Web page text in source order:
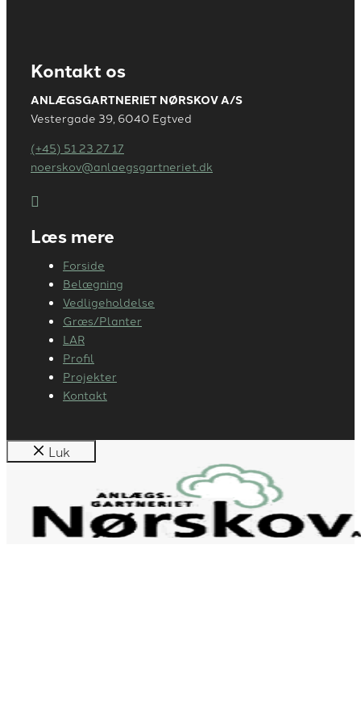
Kontakt os
ANLÆGSGARTNERIET NØRSKOV A/S
Vestergade 39, 6040 Egtved
(+45) 51 23 27 17
noerskov@anlaegsgartneriet.dk
Læs mere
Forside
Belægning
Vedligeholdelse
Græs/Planter
LAR
Profil
Projekter
Kontakt
Luk